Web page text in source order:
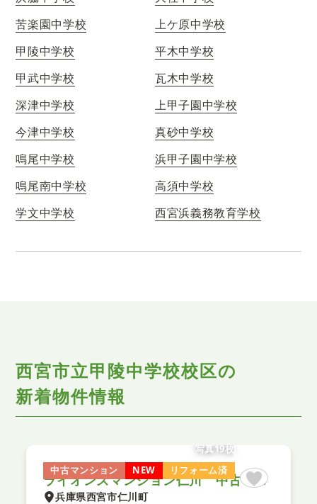
苦楽園中学校
上ケ原中学校
甲陵中学校
平木中学校
甲武中学校
瓦木中学校
深津中学校
上甲子園中学校
今津中学校
真砂中学校
鳴尾中学校
浜甲子園中学校
鳴尾南中学校
高須中学校
学文中学校
西宮浜義務教育学校
西宮市立甲陵中学校校区の
新着物件情報
中古マンション NEW リフォーム済
写真19枚
ライオンズマンション仁川 中古マンション
兵庫県西宮市仁川町